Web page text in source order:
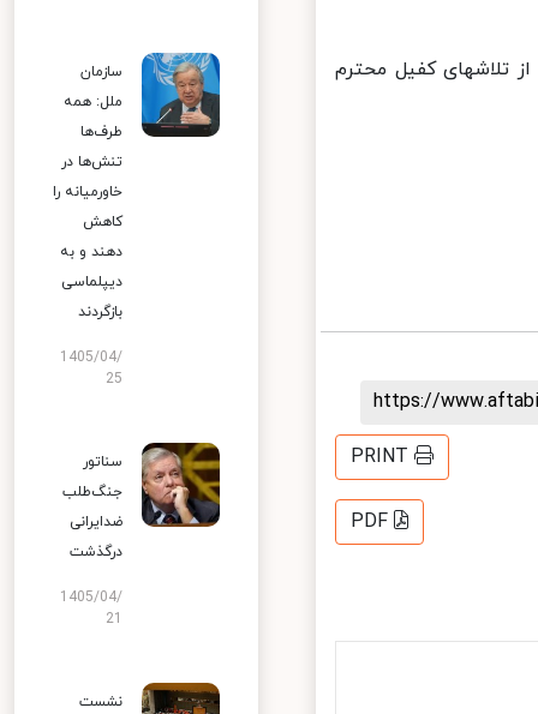
تلاشهای کفیل محترم
https://
PRINT
PDF
سازمان
ملل: همه
طرف‌ها
تنش‌ها در
خاورمیانه را
کاهش
دهند و به
دیپلماسی
بازگردند
1405/04/
25
سناتور
جنگ‌طلب
ضدایرانی
درگذشت
1405/04/
نشست